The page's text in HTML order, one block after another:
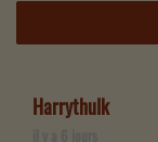
Harrythulk